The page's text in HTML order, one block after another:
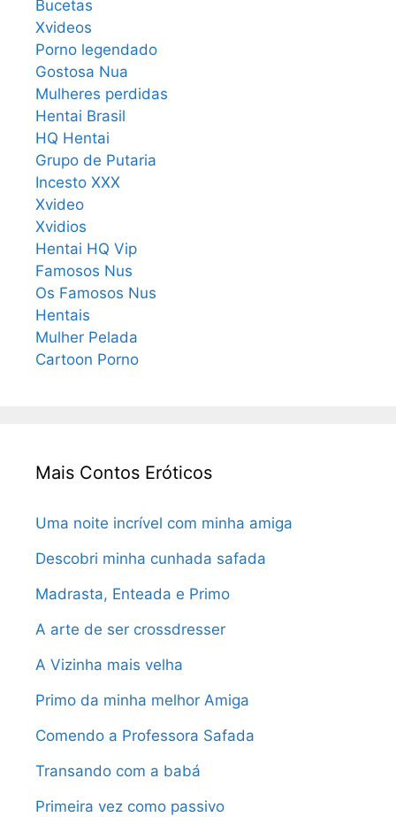
Bucetas
Xvideos
Porno legendado
Gostosa Nua
Mulheres perdidas
Hentai Brasil
HQ Hentai
Grupo de Putaria
Incesto XXX
Xvideo
Xvidios
Hentai HQ Vip
Famosos Nus
Os Famosos Nus
Hentais
Mulher Pelada
Cartoon Porno
Mais Contos Eróticos
Uma noite incrível com minha amiga
Descobri minha cunhada safada
Madrasta, Enteada e Primo
A arte de ser crossdresser
A Vizinha mais velha
Primo da minha melhor Amiga
Comendo a Professora Safada
Transando com a babá
Primeira vez como passivo